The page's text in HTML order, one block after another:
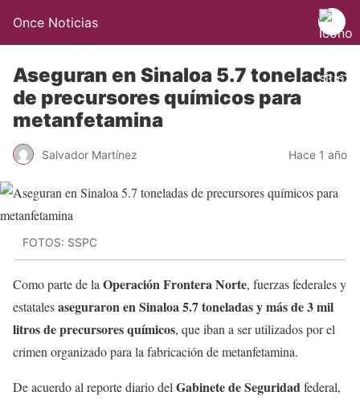
Once Noticias
Aseguran en Sinaloa 5.7 toneladas
de precursores químicos para
metanfetamina
Salvador Martínez Hace 1 año
FOTOS: SSPC
Como parte de la Operación Frontera Norte, fuerzas federales y
estatalesaseguraron en Sinaloa 5.7 toneladas y más de 3 mil
litros de precursores químicos, que iban a ser utilizados por el
crimen organizado para la fabricación de metanfetamina.
De acuerdo al reporte diario del Gabinete de Seguridadfederal,